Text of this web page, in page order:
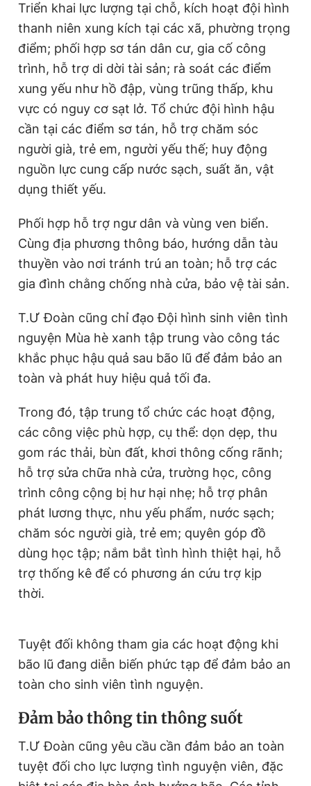
Triển khai lực lượng tại chỗ, kích hoạt đội hình
thanh niên xung kích tại các xã, phường trọng
điểm; phối hợp sơ tán dân cư, gia cố công
trình, hỗ trợ di dời tài sản; rà soát các điểm
xung yếu như hồ đập, vùng trũng thấp, khu
vực có nguy cơ sạt lở. Tổ chức đội hình hậu
cần tại các điểm sơ tán, hỗ trợ chăm sóc
người già, trẻ em, người yếu thế; huy động
nguồn lực cung cấp nước sạch, suất ăn, vật
dụng thiết yếu.
Phối hợp hỗ trợ ngư dân và vùng ven biển.
Cùng địa phương thông báo, hướng dẫn tàu
thuyền vào nơi tránh trú an toàn; hỗ trợ các
gia đình chằng chống nhà cửa, bảo vệ tài sản.
T.Ư Đoàn cũng chỉ đạo Đội hình sinh viên tình
nguyện Mùa hè xanh tập trung vào công tác
khắc phục hậu quả sau bão lũ để đảm bảo an
toàn và phát huy hiệu quả tối đa.
Trong đó, tập trung tổ chức các hoạt động,
các công việc phù hợp, cụ thể: dọn dẹp, thu
gom rác thải, bùn đất, khơi thông cống rãnh;
hỗ trợ sửa chữa nhà cửa, trường học, công
trình công cộng bị hư hại nhẹ; hỗ trợ phân
phát lương thực, nhu yếu phẩm, nước sạch;
chăm sóc người già, trẻ em; quyên góp đồ
dùng học tập; nắm bắt tình hình thiệt hại, hỗ
trợ thống kê để có phương án cứu trợ kịp
thời.
Tuyệt đối không tham gia các hoạt động khi
bão lũ đang diễn biến phức tạp để đảm bảo an
toàn cho sinh viên tình nguyện.
Đảm bảo thông tin thông suốt
T.Ư Đoàn cũng yêu cầu cần đảm bảo an toàn
tuyệt đối cho lực lượng tình nguyện viên, đặc